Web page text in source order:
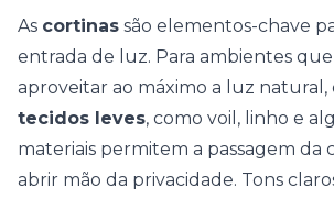
As cortinas são elementos-chave
entrada de luz. Para ambientes
aproveitar ao máximo a luz
tecidos leves, como voil, linho e
materiais permitem a passagem da
abrir mão da privacidade. Tons